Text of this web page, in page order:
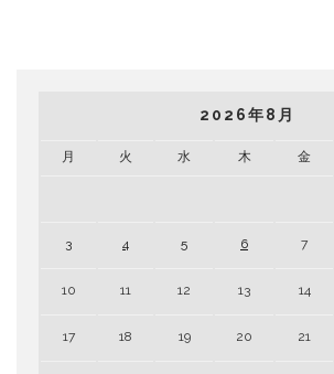
2026年8月
月 火 水 木 金
3 4 5 6 7
10 11 12 13 14
17 18 19 20 21